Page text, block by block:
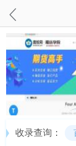
收录查询：